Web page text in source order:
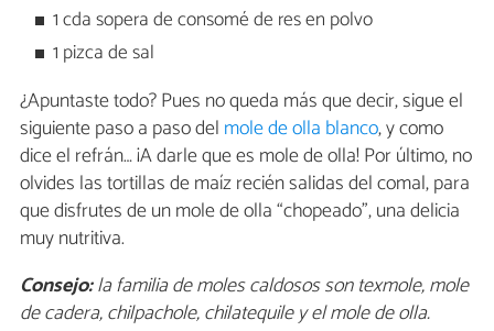
1 cda sopera de consomé de res en polvo
1 pizca de sal
¿Apuntaste todo? Pues no queda más que decir, sigue el
siguiente paso a paso del mole de olla blanco, y como
dice el refrán… ¡A darle que es mole de olla! Por último, no
olvides las tortillas de maíz recién salidas del comal, para
que disfrutes de un mole de olla “chopeado”, una delicia
muy nutritiva.
Consejo:la familia de moles caldosos son texmole, mole
de cadera, chilpachole, chilatequile y el mole de olla.